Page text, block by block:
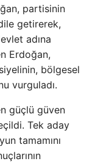
partisinin
getirerek,
adına
Erdoğan,
bölgesel
vurguladı.
güçlü güven
Tek aday
tamamını